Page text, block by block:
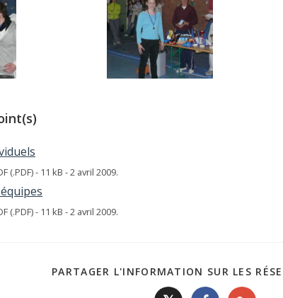
(.PDF) - 11 kB - 2 avril 2009.
(.PDF) - 11 kB - 2 avril 2009.
PARTAGER L'INFORMATION SUR LES